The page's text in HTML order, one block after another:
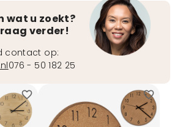
wat u zoekt?
verder!
contact op:
076 - 50 182 25